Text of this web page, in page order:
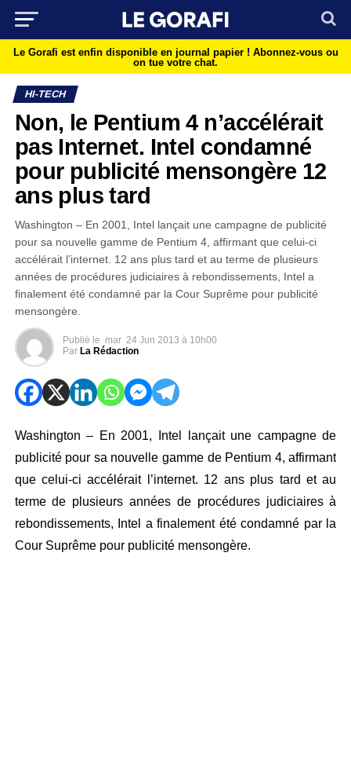
Le Gorafi est enfin disponible en journal papier ! Abonnez-vous ou
on tue votre chat.
HI-TECH
Non, le Pentium 4 n’accélérait
pas Internet. Intel condamné
pour publicité mensongère 12
ans plus tard
Washington – En 2001, Intel lançait une campagne de publicité
pour sa nouvelle gamme de Pentium 4, affirmant que celui-ci
accélérait l’internet. 12 ans plus tard et au terme de plusieurs
années de procédures judiciaires à rebondissements, Intel a
finalement été condamné par la Cour Suprême pour publicité
mensongère.
Publié le mar 24 Jun 2013 à 10h00
Par La Rédaction
Washington – En 2001, Intel lançait une campagne de
publicité pour sa nouvelle gamme de Pentium 4, affirmant
que celui-ci accélérait l’internet. 12 ans plus tard et au
terme de plusieurs années de procédures judiciaires à
rebondissements, Intel a finalement été condamné par la
Cour Suprême pour publicité mensongère.